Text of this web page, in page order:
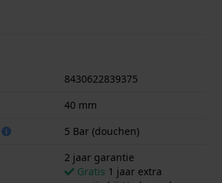
met 2 jaar garantie.
8430622839375
40 mm
5 Bar (douchen)
2 jaar garantie
Gratis 1 jaar extra